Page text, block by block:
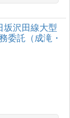
坂沢田線大型
委託（成滝・